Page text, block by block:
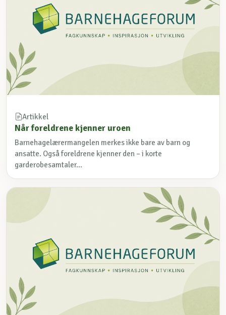
Artikkel
Når foreldrene kjenner uroen
Barnehagelærermangelen merkes ikke bare av barn og
ansatte. Også foreldrene kjenner den – i korte
garderobesamtaler...